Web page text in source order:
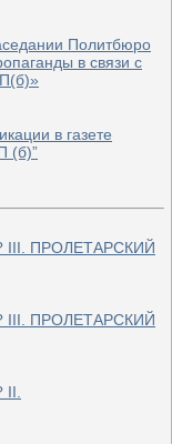
Политбюро
в связи с
в газете
(б)”
ПРОЛЕТАРСКИЙ
ПРОЛЕТАРСКИЙ